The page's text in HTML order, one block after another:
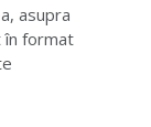
asupra
în format